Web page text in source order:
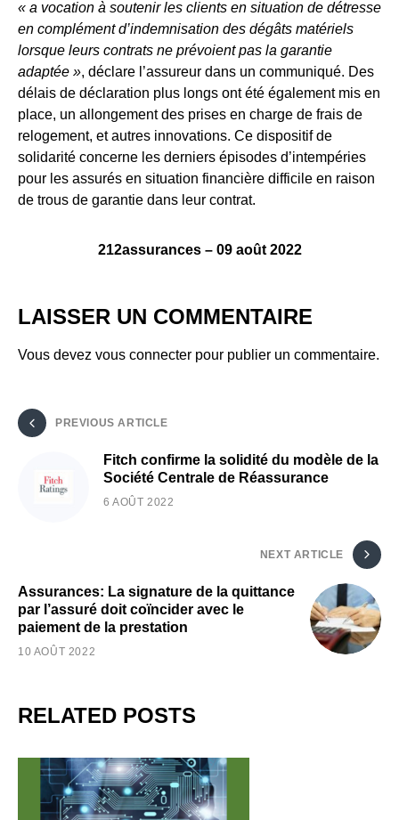
« a vocation à soutenir les clients en situation de détresse
en complément d’indemnisation des dégâts matériels
lorsque leurs contrats ne prévoient pas la garantie
adaptée », déclare l’assureur dans un communiqué. Des
délais de déclaration plus longs ont été également mis en
place, un allongement des prises en charge de frais de
relogement, et autres innovations. Ce dispositif de
solidarité concerne les derniers épisodes d’intempéries
pour les assurés en situation financière difficile en raison
de trous de garantie dans leur contrat.
212assurances – 09 août 2022
LAISSER UN COMMENTAIRE
Vous devez vous connecter pour publier un commentaire.
PREVIOUS ARTICLE
Fitch confirme la solidité du modèle de la
Société Centrale de Réassurance
6 AOÛT 2022
NEXT ARTICLE
Assurances: La signature de la quittance
par l’assuré doit coïncider avec le
paiement de la prestation
10 AOÛT 2022
RELATED POSTS